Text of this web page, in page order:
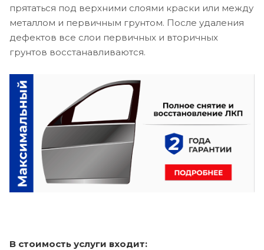
прятаться под верхними слоями краски или между
металлом и первичным грунтом. После удаления
дефектов все слои первичных и вторичных
грунтов восстанавливаются.
В стоимость услуги входит: